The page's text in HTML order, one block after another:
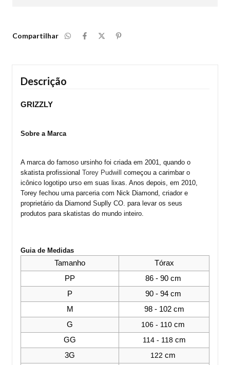
Compartilhar
Descrição
GRIZZLY
Sobre a Marca
A marca do famoso ursinho foi criada em 2001, quando o
skatista profissional Torey Pudwill começou a carimbar o
icônico logotipo urso em suas lixas. Anos depois, em 2010,
Torey fechou uma parceria com Nick Diamond, criador e
proprietário da Diamond Suplly CO. para levar os seus
produtos para skatistas do mundo inteiro.
Guia de Medidas
Tamanho
Tórax
PP
86 - 90 cm
P
90 - 94 cm
M
98 - 102 cm
G
106 - 110 cm
GG
114 - 118 cm
3G
122 cm